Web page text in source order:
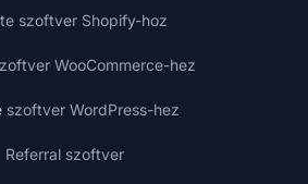
szoftver Shopify-hoz
WooCommerce-hez
szoftver WordPress-hez
Referral szoftver